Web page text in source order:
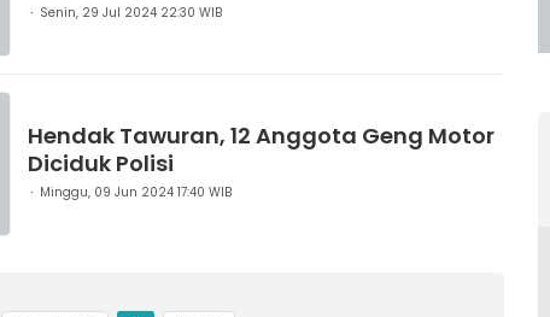
Senin, 29 Jul 2024 22:30 WIB
Hendak Tawuran, 12 Anggota Geng Motor
Diciduk Polisi
Minggu, 09 Jun 2024 17:40 WIB